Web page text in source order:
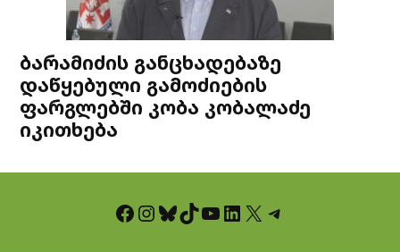
ბარამიძის განცხადებაზე
დაწყებული გამოძიების
ფარგლებში კობა კობალაძე
იკითხება
Facebook InstagramBluesky TikTok YouTube LinkedIn X Telegram